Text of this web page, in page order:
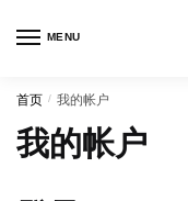
MENU
首页 / 我的帐户
我的帐户